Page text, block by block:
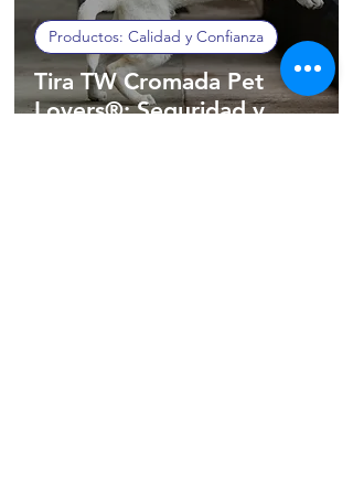
Tira TW Cromada Pet
Lovers®: Seguridad y
Productos: Calidad y Confianza